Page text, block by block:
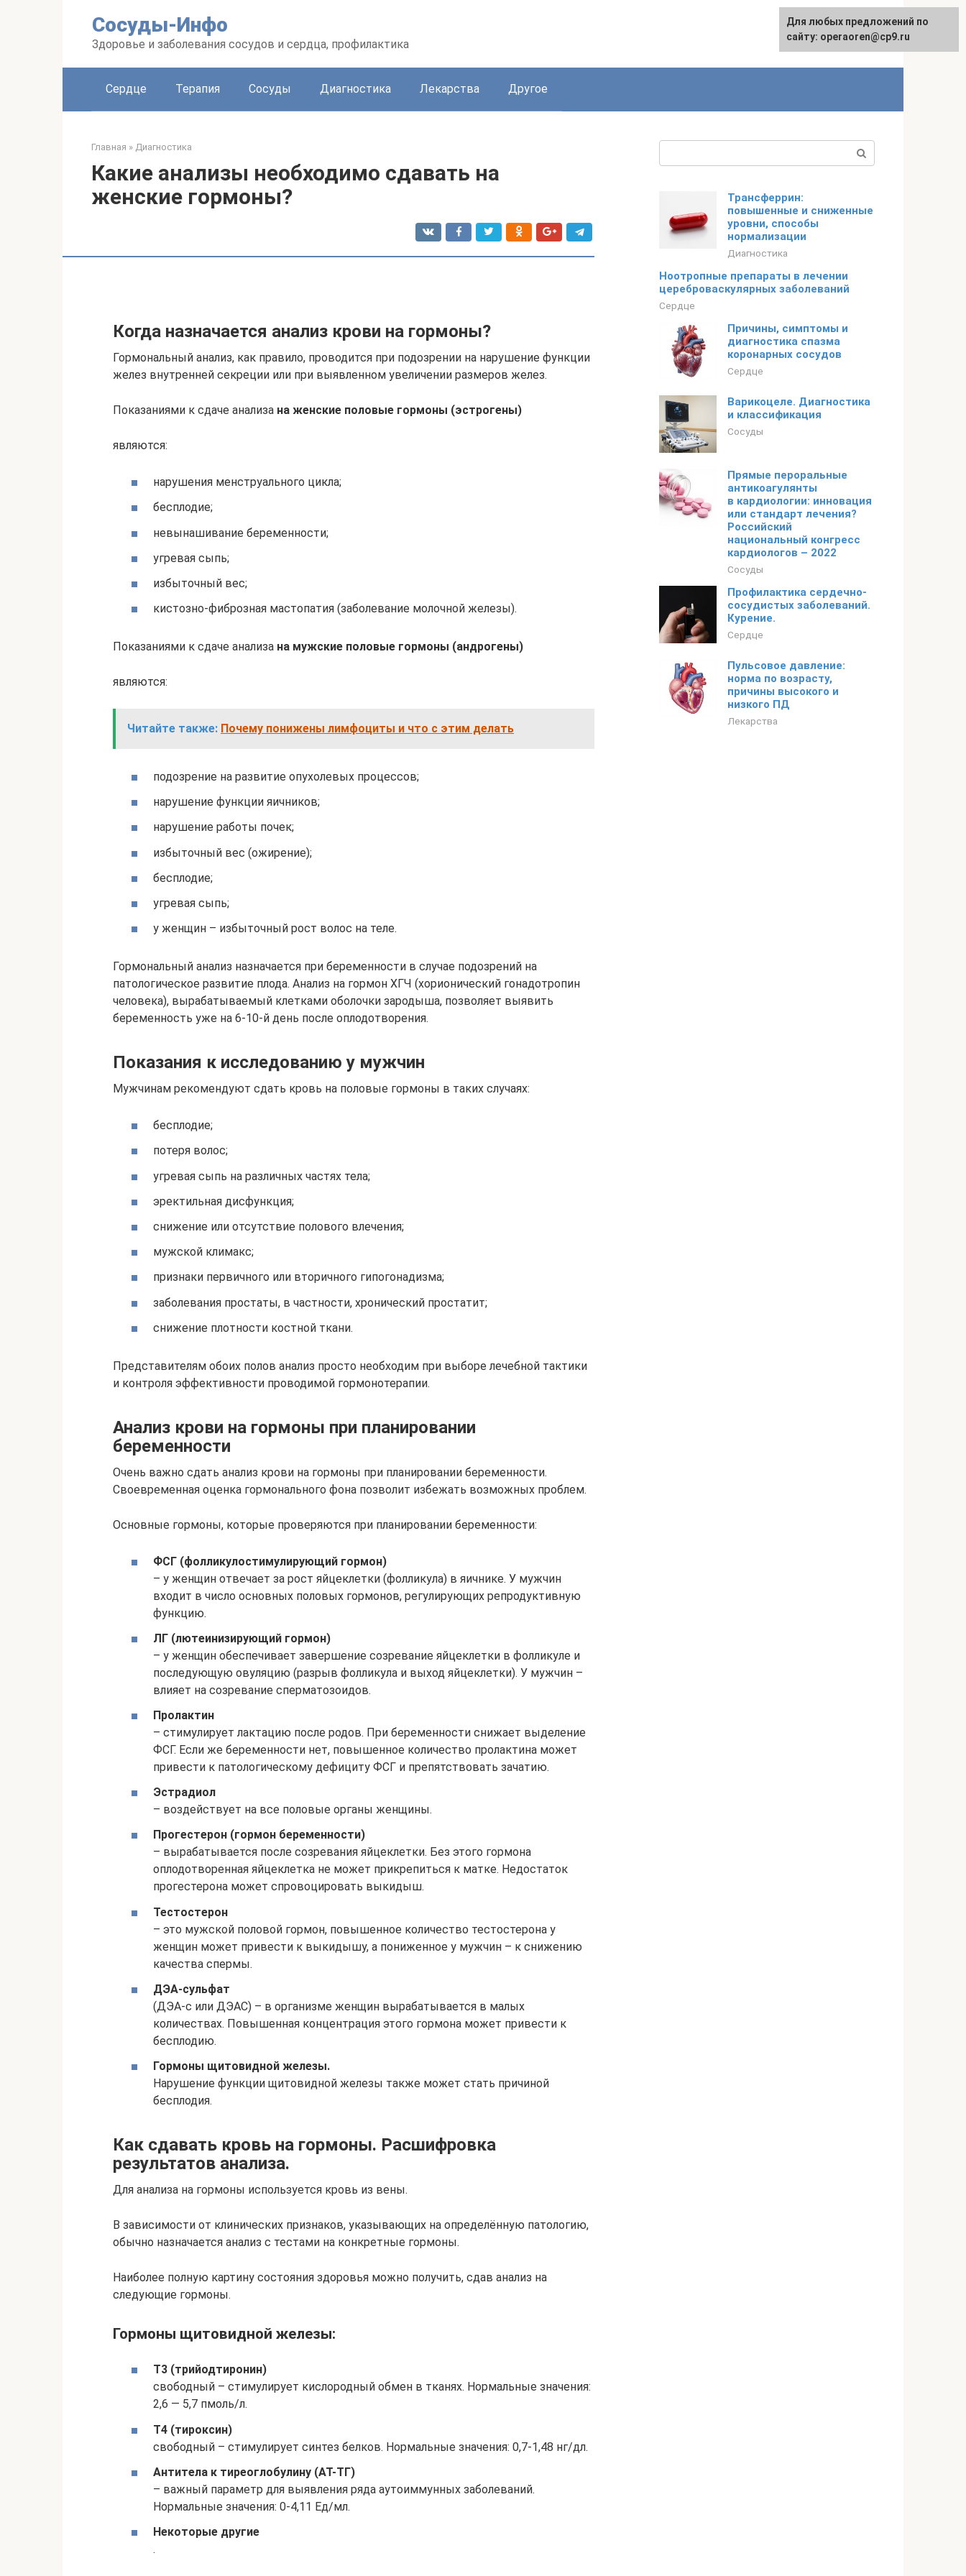
Сосуды-Инфо
Здоровье и заболевания сосудов и сердца, профилактика
Сердце Терапия Сосуды Диагностика Лекарства Другое
Главная » Диагностика
Какие анализы необходимо сдавать на
женские гормоны?
Когда назначается анализ крови на гормоны?
Гормональный анализ, как правило, проводится при подозрении на нарушение функции
желез внутренней секреции или при выявленном увеличении размеров желез.
Показаниями к сдаче анализа на женские половые гормоны (эстрогены)
являются:
нарушения менструального цикла;
бесплодие;
невынашивание беременности;
угревая сыпь;
избыточный вес;
кистозно-фиброзная мастопатия (заболевание молочной железы).
Показаниями к сдаче анализа на мужские половые гормоны (андрогены)
являются:
Читайте также: Почему понижены лимфоциты и что с этим делать
подозрение на развитие опухолевых процессов;
нарушение функции яичников;
нарушение работы почек;
избыточный вес (ожирение);
бесплодие;
угревая сыпь;
у женщин – избыточный рост волос на теле.
Гормональный анализ назначается при беременности в случае подозрений на
патологическое развитие плода. Анализ на гормон ХГЧ (хорионический гонадотропин
человека), вырабатываемый клетками оболочки зародыша, позволяет выявить
беременность уже на 6-10-й день после оплодотворения.
Показания к исследованию у мужчин
Мужчинам рекомендуют сдать кровь на половые гормоны в таких случаях:
бесплодие;
потеря волос;
угревая сыпь на различных частях тела;
эректильная дисфункция;
снижение или отсутствие полового влечения;
мужской климакс;
признаки первичного или вторичного гипогонадизма;
заболевания простаты, в частности, хронический простатит;
снижение плотности костной ткани.
Представителям обоих полов анализ просто необходим при выборе лечебной тактики
и контроля эффективности проводимой гормонотерапии.
Анализ крови на гормоны при планировании
беременности
Очень важно сдать анализ крови на гормоны при планировании беременности.
Своевременная оценка гормонального фона позволит избежать возможных проблем.
Основные гормоны, которые проверяются при планировании беременности:
ФСГ (фолликулостимулирующий гормон)
– у женщин отвечает за рост яйцеклетки (фолликула) в яичнике. У мужчин
входит в число основных половых гормонов, регулирующих репродуктивную
функцию.
ЛГ (лютеинизирующий гормон)
– у женщин обеспечивает завершение созревание яйцеклетки в фолликуле и
последующую овуляцию (разрыв фолликула и выход яйцеклетки). У мужчин –
влияет на созревание сперматозоидов.
Пролактин
– стимулирует лактацию после родов. При беременности снижает выделение
ФСГ. Если же беременности нет, повышенное количество пролактина может
привести к патологическому дефициту ФСГ и препятствовать зачатию.
Эстрадиол
– воздействует на все половые органы женщины.
Прогестерон (гормон беременности)
– вырабатывается после созревания яйцеклетки. Без этого гормона
оплодотворенная яйцеклетка не может прикрепиться к матке. Недостаток
прогестерона может спровоцировать выкидыш.
Тестостерон
– это мужской половой гормон, повышенное количество тестостерона у
женщин может привести к выкидышу, а пониженное у мужчин – к снижению
качества спермы.
ДЭА-сульфат
(ДЭА-с или ДЭАС) – в организме женщин вырабатывается в малых
количествах. Повышенная концентрация этого гормона может привести к
бесплодию.
Гормоны щитовидной железы.
Нарушение функции щитовидной железы также может стать причиной
бесплодия.
Как сдавать кровь на гормоны. Расшифровка
результатов анализа.
Для анализа на гормоны используется кровь из вены.
В зависимости от клинических признаков, указывающих на определённую патологию,
обычно назначается анализ с тестами на конкретные гормоны.
Наиболее полную картину состояния здоровья можно получить, сдав анализ на
следующие гормоны.
Гормоны щитовидной железы:
Т3 (трийодтиронин)
свободный – стимулирует кислородный обмен в тканях. Нормальные значения:
2,6 — 5,7 пмоль/л.
Т4 (тироксин)
свободный – стимулирует синтез белков. Нормальные значения: 0,7-1,48 нг/дл.
Антитела к тиреоглобулину (АТ-ТГ)
– важный параметр для выявления ряда аутоиммунных заболеваний.
Нормальные значения: 0-4,11 Ед/мл.
Некоторые другие
.
Трансферрин:
повышенные и сниженные
уровни, способы
нормализации
Диагностика
Ноотропные препараты в лечении
цереброваскулярных заболеваний
Сердце
Причины, симптомы и
диагностика спазма
коронарных сосудов
Сердце
Варикоцеле. Диагностика
и классификация
Сосуды
Прямые пероральные
антикоагулянты
в кардиологии: инновация
или стандарт лечения?
Российский
национальный конгресс
кардиологов – 2022
Сосуды
Профилактика сердечно-
сосудистых заболеваний.
Курение.
Сердце
Пульсовое давление:
норма по возрасту,
причины высокого и
низкого ПД
Лекарства
Для любых предложений по
сайту: operaoren@cp9.ru